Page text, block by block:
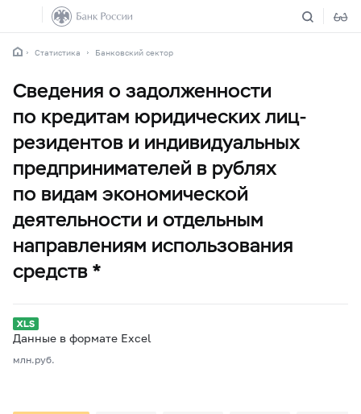
Статистика Банковский сектор
Сведения о задолженности
по кредитам юридических лиц-
резидентов и индивидуальных
предпринимателей в рублях
по видам экономической
деятельности и отдельным
направлениям использования
средств *
Данные в формате Excel
млн.руб.